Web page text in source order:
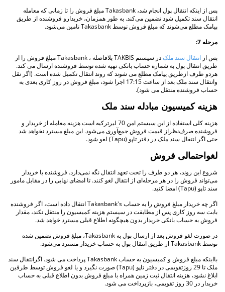
پس از اینکه انتقال پول انجام شد، Takasbank مبلغ فروش را تا زمانی که معامله
انتقال سند تکمیل شود تضمین می‌کند. به طور همزمان، خریدارو فروشنده از طریق
پیامک مطلع می‌شوند که مبلغ فروش توسط Takasbank تامین می‌شود.
مرحله 7:
پس از انتقال سند ملک
در سیستم TAKBIS بلافاصله ، Takasbank مبلغ فروش را از
طریق انتقال پول به شماره حساب بانکی تهیه شده توسط فروشنده ارسال می کند.
هردو طرف ازطریق پیامک مطلع می شوند که روند انتقال تکمیل شده است. (اگر نقل
وانتقال سند ملک بعد از ساعت 17:15 اجرا شود، مبلغ فروش در روز کاری بعدی به
حساب فروشنده منتقل می شود).
هزینه کمیسیون مبادله سند ملک
هزینه کلی استفاده از این سیستم امن 70 لیرترکیه است هزینه معامله از خریدار و
فروشنده صرف‌نظراز قیمت فروش جمع‌آوری می‌شود. این مبلغ مسترد نخواهد شد
حتی اگر انتقال سند ملک در دفتر تاپو (Tapu) لغو شود.
لغواحتمالی فروش
شروع این روند، هر دو طرف را تحت تعهد انتقال نگه نمی‌دارد. فروشنده یا خریدار
می‌تواند فروش را در هر مرحله‌ای از انتقال لغو کنند. تا امضای نهایی را در مقابل مامور
سند تاپو (Tapu) امضا کنید.
اگر چه خریدار مبلغ فروش را به حساب Takasbank's انتقال داده است، اگر فروشنده
بابت سه روز کاری پس از مطابقت در سیستم هزینه کمیسیون را منتقل نکند، مقدار
فروش به حساب بانکی خریدار بدون هیچگونه اطلاع قبلی مسترد خواهد شد.
در صورت لغو فروش بعد از ارسال پول به Takasbank، مبلغ فروش تضمین شده
توسط Takasbank از طریق انتقال پول به حساب خریدار مسترد می‌شود.
بااینکه مبلغ فروش و کمیسیون به حساب Takasbank پرداخت می شود. اگرانتقال سند
ملک تا 29 روزتقویمی در دفتر تاپو (Tapu) صورت نگیرد و یا لغو فروش توسط طرفین
ابلاغ نشود، هزینه انتقال ثبت زمین همراه با مبلغ فروش بدون اطلاع قبلی به حساب
خریدار در 30 روز تقویمی، بازپرداخت می شود.